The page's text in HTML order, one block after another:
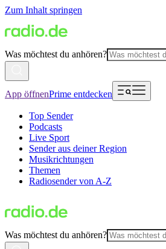
Zum Inhalt springen
Was möchtest du anhören?
App öffnenPrime entdecken
Top Sender
Podcasts
Live Sport
Sender aus deiner Region
Musikrichtungen
Themen
Radiosender von A-Z
Was möchtest du anhören?